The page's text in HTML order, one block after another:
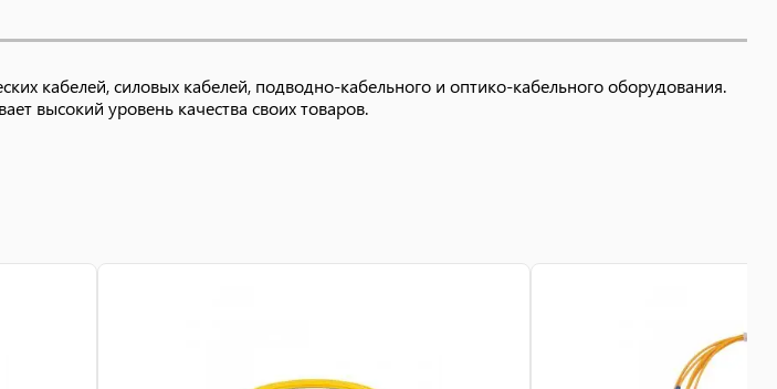
кабелей, силовых кабелей, подводно-кабельного и оптико-кабельного оборудования.
высокий уровень качества своих товаров.